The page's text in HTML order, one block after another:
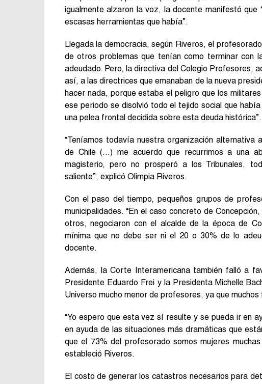
igualmente alzaron la voz, la docente manifestó que
escasas herramientas que había”.
Llegada la democracia, según Riveros, el
de otros problemas que tenían como terminar con
adeudado. Pero, la directiva del Colegio Profesores,
así, a las directrices que emanaban de la nueva
hacer nada, porque estaba el peligro que los
ese periodo se disolvió todo el tejido social que
una pelea frontal decidida sobre esta deuda histórica”.
“Teníamos todavía nuestra organización alternativa
de Chile (…) me acuerdo que recurrimos a una
magisterio, pero no prosperó a los Tribunales,
saliente”, explicó Olimpia Riveros.
Con el paso del tiempo, pequeños grupos de
municipalidades. “En el caso concreto de
otros, negociaron con el alcalde de la época de
mínima que no debe ser ni el 20 o 30% de lo
docente.
Además, la Corte Interamericana también falló a
Presidente Eduardo Frei y la Presidenta Michelle
Universo mucho menor de profesores, ya que
“Yo espero que esta vez sí resulte y se pueda ir en
en ayuda de las situaciones más dramáticas que
que el 73% del profesorado somos mujeres
estableció Riveros.
El costo de generar los catastros necesarios para